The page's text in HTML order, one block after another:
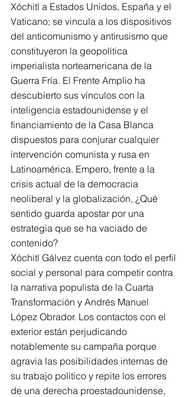
Xóchitl a Estados Unidos, España y el
Vaticano; se vincula a los dispositivos
del anticomunismo y antirusismo que
constituyeron la geopolítica
imperialista norteamericana de la
Guerra Fría. El Frente Amplio ha
descubierto sus vínculos con la
inteligencia estadounidense y el
financiamiento de la Casa Blanca
dispuestos para conjurar cualquier
intervención comunista y rusa en
Latinoamérica. Empero, frente a la
crisis actual de la democracia
neoliberal y la globalización, ¿Qué
sentido guarda apostar por una
estrategia que se ha vaciado de
contenido?
Xóchitl Gálvez cuenta con todo el perfil
social y personal para competir contra
la narrativa populista de la Cuarta
Transformación y Andrés Manuel
López Obrador. Los contactos con el
exterior están perjudicando
notablemente su campaña porque
agravia las posibilidades internas de
su trabajo político y repite los errores
de una derecha proestadounidense,